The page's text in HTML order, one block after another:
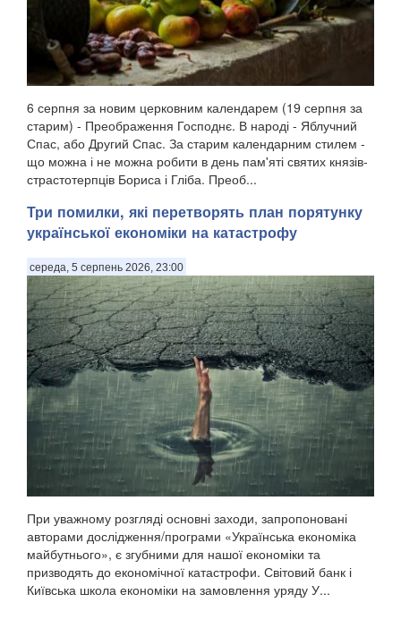
6 серпня за новим церковним календарем (19 серпня за
старим) - Преображення Господнє. В народі - Яблучний
Спас, або Другий Спас. За старим календарним стилем -
що можна і не можна робити в день пам'яті святих князів-
страстотерпців Бориса і Гліба. Преоб...
Три помилки, які перетворять план порятунку
української економіки на катастрофу
середа, 5 серпень 2026, 23:00
При уважному розгляді основні заходи, запропоновані
авторами дослідження/програми «Українська економіка
майбутнього», є згубними для нашої економіки та
призводять до економічної катастрофи. Світовий банк і
Київська школа економіки на замовлення уряду У...